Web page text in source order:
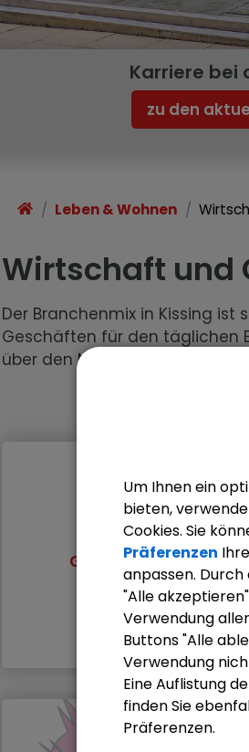
Karriere bei
zu den
Leben & Wohnen
Wirtschaft und
Der Branchenmix in Kissing ist
Geschäften für den täglichen
über den Malerbetrieb bis hin
Industrie- und
Gewerbegebiete
Um Ihnen ein
bieten,
Cookies. Sie
Präferenzen
anpassen.
"Alle
Verwendung
Buttons "Alle
Verwendung
Eine Auflistung
finden Sie
Präferenzen.